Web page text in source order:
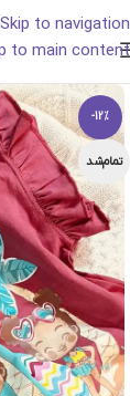
Skip to navigation
to main content
-12%
تمام‌شد